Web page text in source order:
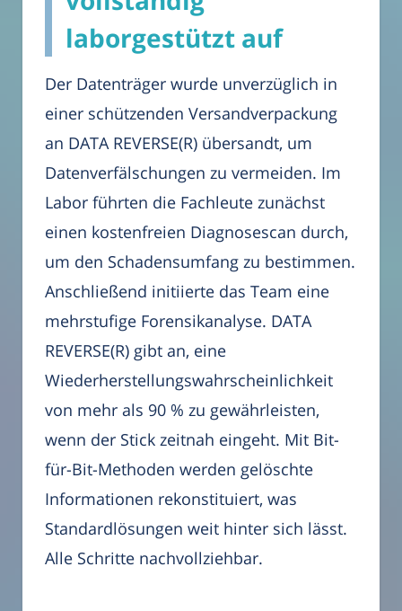
laborgestützt auf
Der Datenträger wurde unverzüglich in
einer schützenden Versandverpackung
an DATA REVERSE(R) übersandt, um
Datenverfälschungen zu vermeiden. Im
Labor führten die Fachleute zunächst
einen kostenfreien Diagnosescan durch,
um den Schadensumfang zu bestimmen.
Anschließend initiierte das Team eine
mehrstufige Forensikanalyse. DATA
REVERSE(R) gibt an, eine
Wiederherstellungswahrscheinlichkeit
von mehr als 90 % zu gewährleisten,
wenn der Stick zeitnah eingeht. Mit Bit-
für-Bit-Methoden werden gelöschte
Informationen rekonstituiert, was
Standardlösungen weit hinter sich lässt.
Alle Schritte nachvollziehbar.